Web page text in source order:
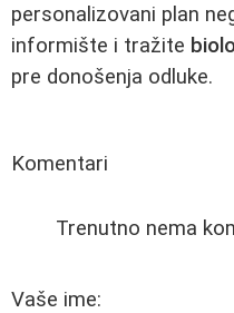
personalizovani plan
informište i tražite
pre donošenja odluke.
Komentari
Trenutno nema
Vaše ime: